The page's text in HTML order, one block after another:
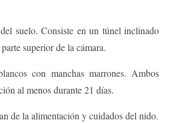
suelo. Consiste en un túnel inclinado
superior de la cámara.
con manchas marrones. Ambos
al menos durante 21 días.
de la alimentación y cuidados del nido.